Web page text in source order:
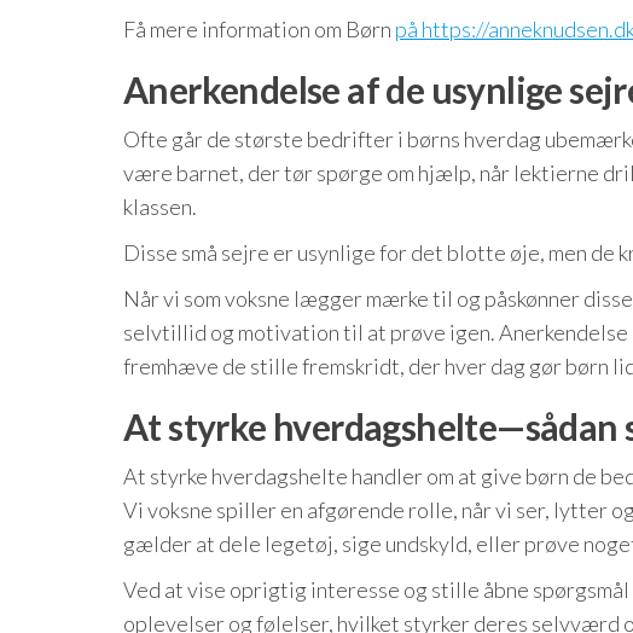
Få mere information om Børn på https://
Anerkendelse af de usynlige
Ofte går de største bedrifter i børns hverdag
være barnet, der tør spørge om hjælp, når lektierne
klassen.
Disse små sejre er usynlige for det blotte øje, men
Når vi som voksne lægger mærke til og påskønner
selvtillid og motivation til at prøve igen. Anerkendelse
fremhæve de stille fremskridt, der hver dag gør børn
At styrke hverdagshelte—sådan
At styrke hverdagshelte handler om at give børn de
Vi voksne spiller en afgørende rolle, når vi ser, lytter
gælder at dele legetøj, sige undskyld, eller prøve
Ved at vise oprigtig interesse og stille åbne
oplevelser og følelser, hvilket styrker deres selvværd